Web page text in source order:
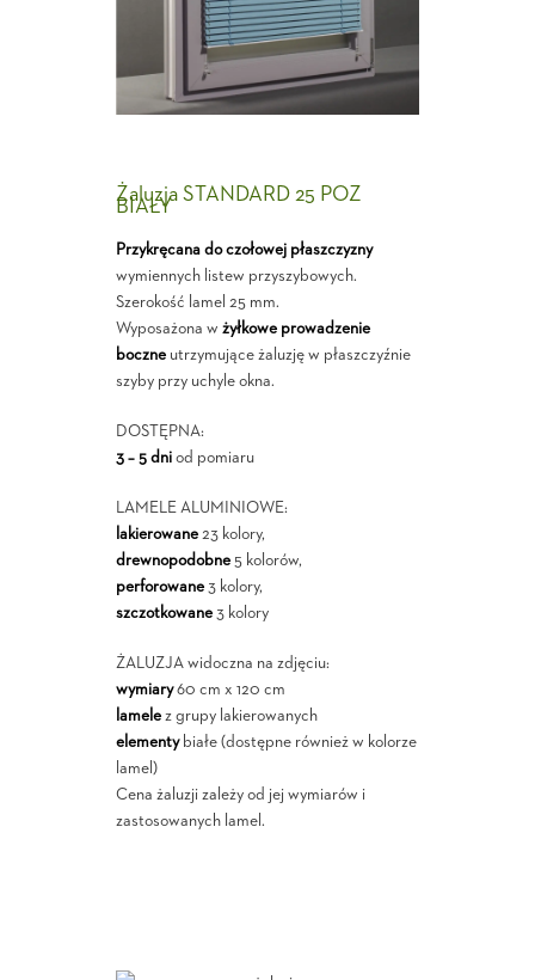
Żaluzja STANDARD 25 POZ
BIAŁY
Przykręcana do czołowej płaszczyzny
wymiennych listew przyszybowych.
Szerokość lamel 25 mm.
Wyposażona w żyłkowe prowadzenie
boczneutrzymujące żaluzję w płaszczyźnie
szyby przy uchyle okna.
DOSTĘPNA:
3 – 5 dniod pomiaru
LAMELE ALUMINIOWE:
lakierowane23 kolory,
drewnopodobne5 kolorów,
perforowane3 kolory,
szczotkowane3 kolory
ŻALUZJA widoczna na zdjęciu:
wymiary60 cm x 120 cm
lamelez grupy lakierowanych
elementybiałe (dostępne również w kolorze
lamel)
Cena żaluzji zależy od jej wymiarów i
zastosowanych lamel.